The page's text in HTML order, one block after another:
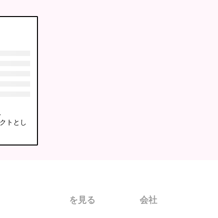
トとし
を見る 会社